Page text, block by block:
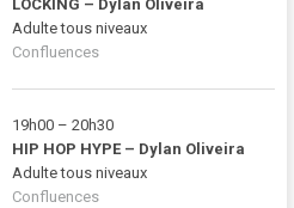
LOCKING – Dylan Oliveira
Adulte tous niveaux
Confluences
19h00 – 20h30
HIP HOP HYPE – Dylan Oliveira
Adulte tous niveaux
Confluences